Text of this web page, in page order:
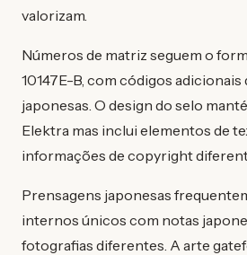
valorizam.
Números de matriz seguem o
10147E-B, com códigos
japonesas. O design do selo
Elektra mas inclui elementos de
informações de copyright
Prensagens japonesas
internos únicos com notas
fotografias diferentes. A arte